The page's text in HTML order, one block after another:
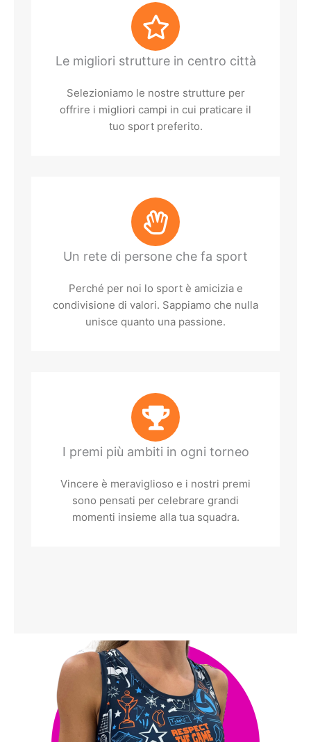
Le migliori strutture in centro città
Selezioniamo le nostre strutture per
offrire i migliori campi in cui praticare il
tuo sport preferito.
Un rete di persone che fa sport
Perché per noi lo sport è amicizia e
condivisione di valori. Sappiamo che nulla
unisce quanto una passione.
I premi più ambiti in ogni torneo
Vincere è meraviglioso e i nostri premi
sono pensati per celebrare grandi
momenti insieme alla tua squadra.